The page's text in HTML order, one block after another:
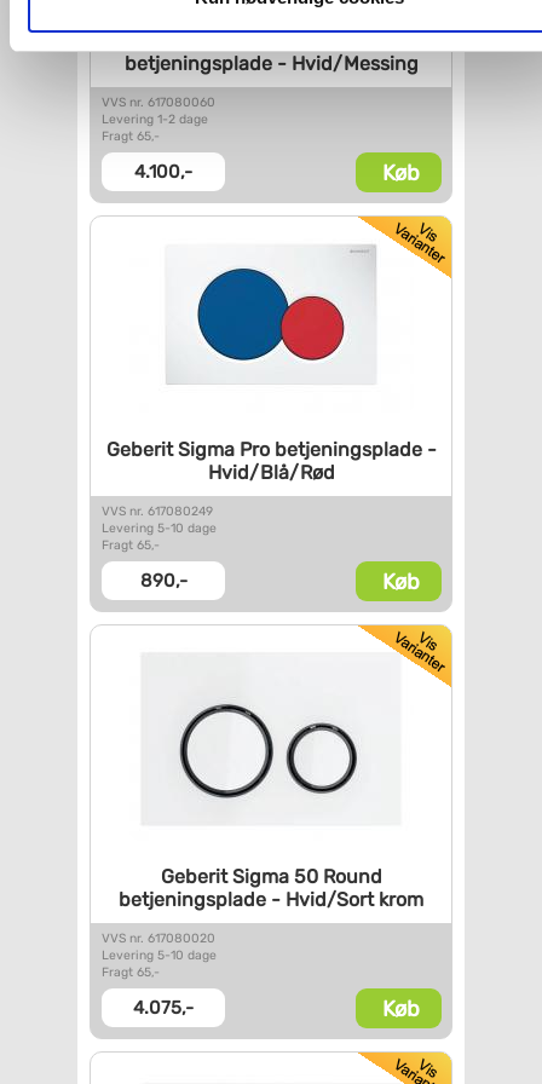
Du kan se mere om, hvordan vi behandler dine
personoplysninger, ved at klikkeher.
Geberit Sigma 50 Round
betjeningsplade - Hvid/Messing
VVS nr. 617080060
Levering 1-2 dage
Fragt 65,-
4.100,- Køb
Geberit Sigma Probetjeningsplade -
Hvid/Blå/Rød
VVS nr. 617080249
Levering 5-10 dage
Fragt 65,-
890,- Køb
Geberit Sigma 50 Round
betjeningsplade - Hvid/Sortkrom
VVS nr. 617080020
Levering 5-10 dage
Fragt 65,-
4.075,- Køb